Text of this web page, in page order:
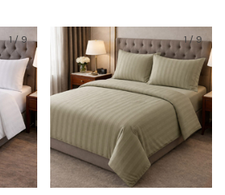
1/9 1/9